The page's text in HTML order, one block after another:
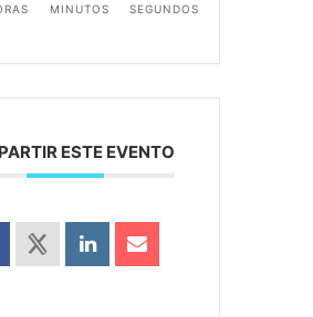
MINUTOS SEGUNDOS
ESTE EVENTO